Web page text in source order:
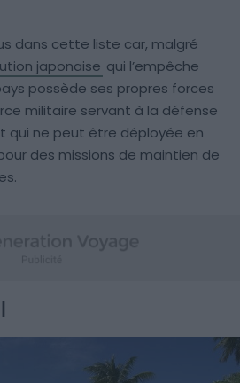
dans cette liste car, malgré
japonaise qui l’empêche
possède ses propres forces
militaire servant à la défense
qui ne peut être déployée en
des missions de maintien de